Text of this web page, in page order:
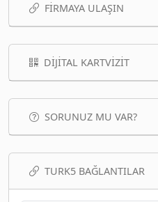
FIRMAYA ULAŞIN
DIJITAL KARTVIZIT
SORUNUZ MU VAR?
TURK5 BAĞLANTILAR